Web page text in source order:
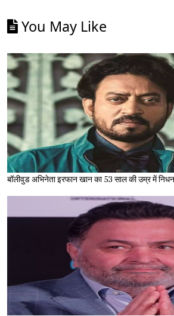
You May Like
बॉलीवुड अभिनेता इरफान खान का 53 साल की उम्र में